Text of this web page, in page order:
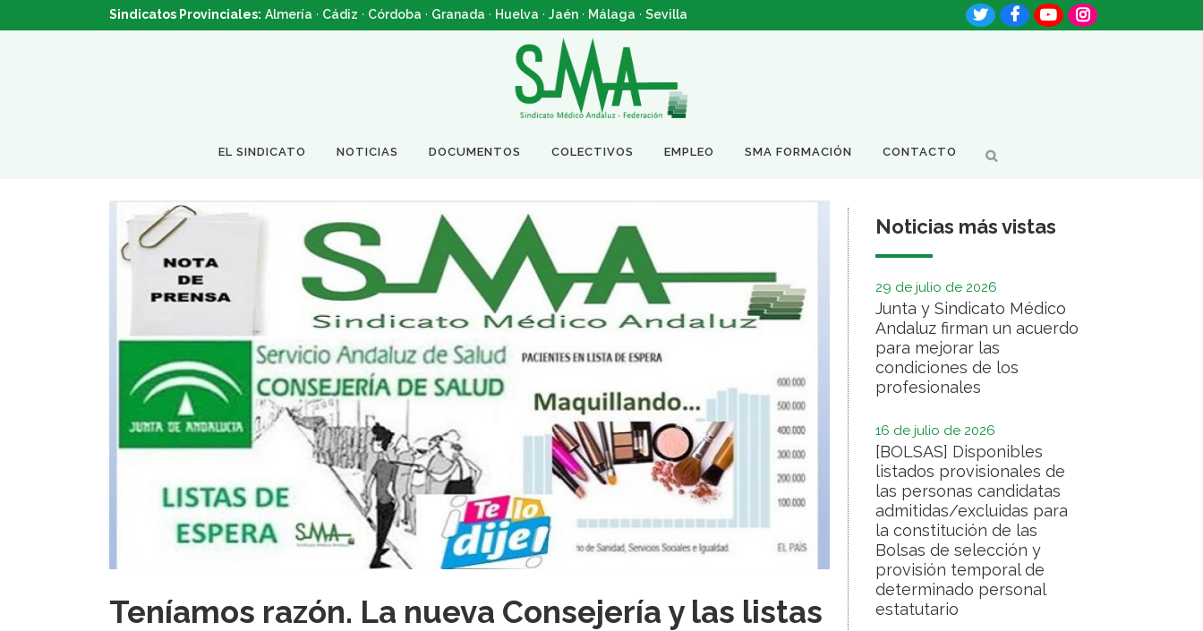
Sindicatos Provinciales: Almería · Cádiz · Córdoba · Granada · Huelva · Jaén · Málaga · Sevilla
EL SINDICATO NOTICIAS DOCUMENTOS COLECTIVOS EMPLEO SMA FORMACIÓN CONTACTO
Teníamos razón. La nueva Consejería y las listas
Noticias más vistas
29 de julio de 2026
Junta y Sindicato Médico
Andaluz firman un acuerdo
para mejorar las
condiciones de los
profesionales
16 de julio de 2026
[BOLSAS] Disponibles
listados provisionales de
las personas candidatas
admitidas/excluidas para
la constitución de las
Bolsas de selección y
provisión temporal de
determinado personal
estatutario